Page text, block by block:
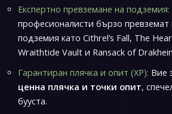
Експертно превземане на подземия:
професионалисти бързо
подземия като Cithrel’s Fall, The
Wraithtide Vault и Ransack of
Гарантиран плячка и опит (XP): Вие
ценна плячка и точки опит,
бууста.